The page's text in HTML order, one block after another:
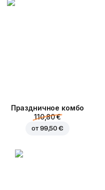
Праздничное комбо
110,80 €
от 99,50 €